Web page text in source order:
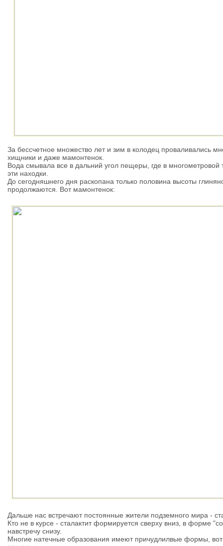
За бессчетное множество лет и зим в колодец проваливались
хищники и даже мамонтенок.
Вода смывала все в дальний угол пещеры, где в
эти находки.
До сегодняшнего дня раскопана только половина высоты
продолжаются. Вот мамонтенок:
Дальше нас встречают постоянные жители подземного мира -
Кто не в курсе - сталактит формируется сверху вниз, в форме
навстречу снизу.
Многие натечные образования имеют причудлилвые формы,